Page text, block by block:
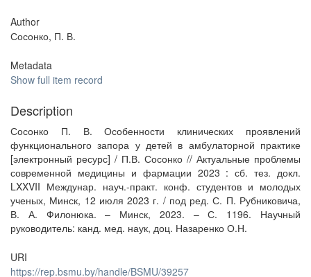
Author
Сосонко, П. В.
Metadata
Show full item record
Description
Сосонко П. В. Особенности клинических проявлений
функционального запора у детей в амбулаторной практике
[электронный ресурс] / П.В. Сосонко // Актуальные проблемы
современной медицины и фармации 2023 : сб. тез. докл.
LXXVII Междунар. науч.-практ. конф. студентов и молодых
ученых, Минск, 12 июля 2023 г. / под ред. С. П. Рубниковича,
В. А. Филонюка. – Минск, 2023. – С. 1196. Научный
руководитель: канд. мед. наук, доц. Назаренко О.Н.
URI
https://rep.bsmu.by/handle/BSMU/39257